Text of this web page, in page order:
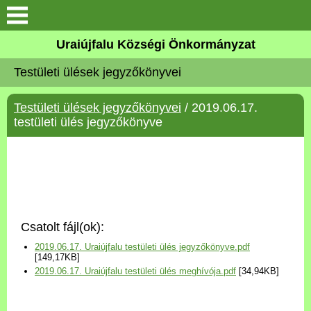
Köszöntő
Elérhetőségek
Uraiújfalu
Választási információk
Versenyképes Járások
Uraiújfalu Községi Önkormányzat
Testületi ülések jegyzőkönyvei
Testületi ülések jegyzőkönyvei / 2019.06.17.
testületi ülés jegyzőkönyve
Csatolt fájl(ok):
2019.06.17. Uraiújfalu testületi ülés jegyzőkönyve.pdf
[149,17KB]
2019.06.17. Uraiújfalu testületi ülés meghívója.pdf [34,94KB]